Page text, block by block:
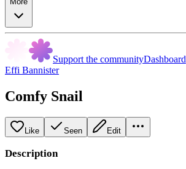
Support the communityDashboard
Effi Bannister
Comfy Snail
Like Seen Edit
Description